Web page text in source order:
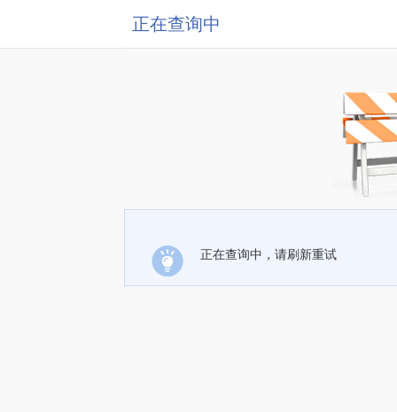
正在查询中
正在查询中，请刷新重试